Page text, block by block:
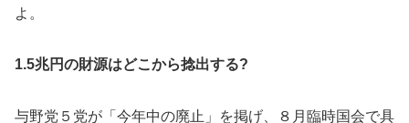
よ。
1.5兆円の財源はどこから捻出する?
与野党５党が「今年中の廃止」を掲げ、８月臨時国会で具